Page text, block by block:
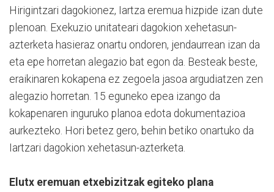
Hirigintzari dagokionez, Iartza eremua hizpide izan dute
plenoan. Exekuzio unitateari dagokion xehetasun-
azterketa hasieraz onartu ondoren, jendaurrean izan da
eta epe horretan alegazio bat egon da. Besteak beste,
eraikinaren kokapena ez zegoela jasoa argudiatzen zen
alegazio horretan. 15 eguneko epea izango da
kokapenaren inguruko planoa edota dokumentazioa
aurkezteko. Hori betez gero, behin betiko onartuko da
Iartzari dagokion xehetasun-azterketa.
Elutx eremuan etxebizitzak egiteko plana